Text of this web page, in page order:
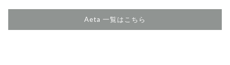
Aeta 一覧はこちら